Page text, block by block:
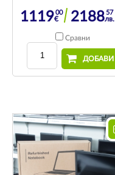
111900
€ 218857
лв.
Сравни
ДОБАВИ